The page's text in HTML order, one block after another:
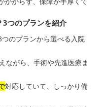
3つのプランを紹介
のプランから選べる入院
ながら、手術や先進医療ま
対応していて、しっかり備